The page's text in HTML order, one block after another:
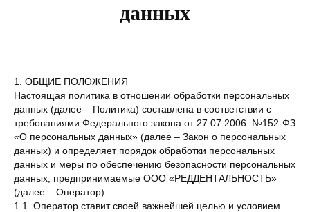
данных
1. ОБЩИЕ ПОЛОЖЕНИЯ
Настоящая политика в отношении обработки персональных
данных (далее – Политика) составлена в соответствии с
требованиями Федерального закона от 27.07.2006. №152-ФЗ
«О персональных данных» (далее – Закон о персональных
данных) и определяет порядок обработки персональных
данных и меры по обеспечению безопасности персональных
данных, предпринимаемые ООО «РЕДДЕНТАЛЬНОСТЬ»
(далее – Оператор).
1.1. Оператор ставит своей важнейшей целью и условием